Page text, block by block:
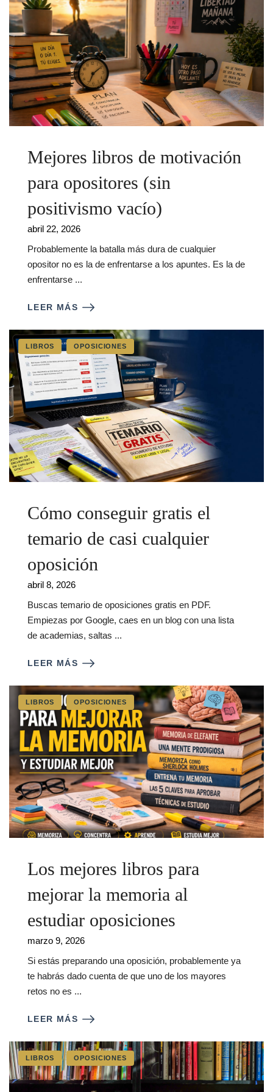
Mejores libros de motivación
para opositores (sin
positivismo vacío)
abril 22, 2026
Probablemente la batalla más dura de cualquier
opositor no es la de enfrentarse a los apuntes. Es la de
enfrentarse ...
LEER MÁS
LIBROS OPOSICIONES
Cómo conseguir gratis el
temario de casi cualquier
oposición
abril 8, 2026
Buscas temario de oposiciones gratis en PDF.
Empiezas por Google, caes en un blog con una lista
de academias, saltas ...
LEER MÁS
LIBROS OPOSICIONES
Los mejores libros para
mejorar la memoria al
estudiar oposiciones
marzo 9, 2026
Si estás preparando una oposición, probablemente ya
te habrás dado cuenta de que uno de los mayores
retos no es ...
LEER MÁS
LIBROS OPOSICIONES